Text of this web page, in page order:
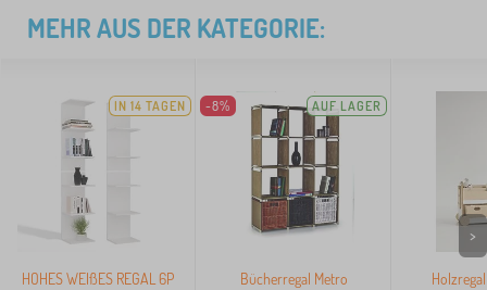
MEHR AUS DER KATEGORIE:
IN 14 TAGEN
HOHES WEIßES REGAL 6P
-8% AUF LAGER
Bücherregal Metro
>